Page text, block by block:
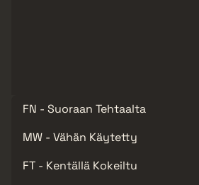
FN - Suoraan Tehtaalta
MW - Vähän Käytetty
FT - Kentällä Kokeiltu